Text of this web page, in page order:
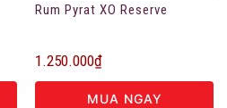
Rum Pyrat XO Reserve
1.250.000₫
MUA NGAY